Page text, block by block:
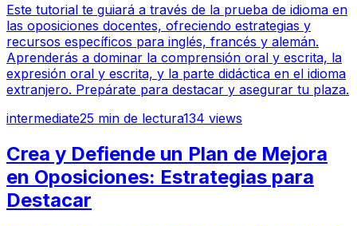
Este tutorial te guiará a través de la prueba de idioma en
las oposiciones docentes, ofreciendo estrategias y
recursos específicos para inglés, francés y alemán.
Aprenderás a dominar la comprensión oral y escrita, la
expresión oral y escrita, y la parte didáctica en el idioma
extranjero. Prepárate para destacar y asegurar tu plaza.
intermediate25 min de lectura134 views
Crea y Defiende un Plan de Mejora
en Oposiciones: Estrategias para
Destacar